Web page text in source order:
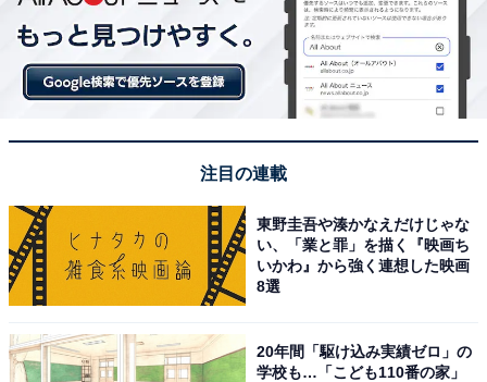
A post shared by 公式『合理的にあり得ない』ご視聴ありがと
1位は「天海祐希」でした。凛とした美しさを象徴する
天海さんの横顔は、強さと優しさを同時に感じさせる稀
特徴で、見る角度によって異なる表情を生み出します。
舞台や映像作品で映し出されるその横顔には、品格と存
在感が凝縮されており、多くの人の記憶に残る理由がそ
こにあります。
回答者のコメントを見ると「宝塚の男組でもよく真横向
いていたから、綺麗なのは知ってました」（40代女性／
注目の連載
東野圭吾や湊かなえだけじゃな
い、「業と罪」を描く『映画ち
いかわ』から強く連想した映画
8選
20年間「駆け込み実績ゼロ」の
学校も…「こども110番の家」